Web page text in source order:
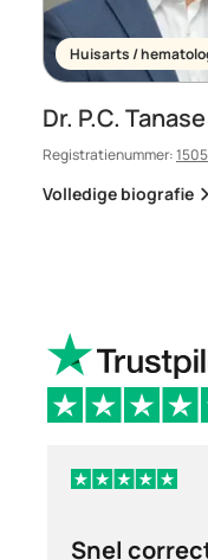
Huisarts /
Dr. P.C. Tanase
Registratienummer:
Volledige biografie
Snel